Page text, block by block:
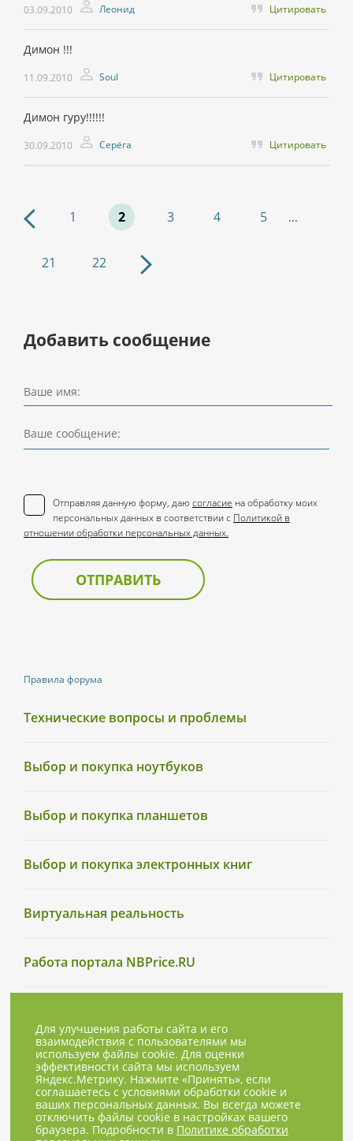
Правила форума
Технические вопросы и проблемы
Выбор и покупка ноутбуков
Выбор и покупка планшетов
Выбор и покупка электронных книг
Виртуальная реальность
Работа портала NBPrice.RU
03.09.2010 Леонид Цитировать
Димон !!!
11.09.2010 Soul Цитировать
Димон гуру!!!!!!
30.09.2010 Серёга Цитировать
1 2 3 4 5 ...
21 22
Добавить сообщение
Ваше имя:
Ваше сообщение:
Отправляя данную форму, даю согласие на обработку моих
персональных данных в соответствии с Политикой в
отношении обработки персональных данных.
ОТПРАВИТЬ
Для улучшения работы сайта и его
взаимодействия с пользователями мы
используем файлы cookie. Для оценки
эффективности сайта мы используем
Яндекс.Метрику. Нажмите «Принять», если
соглашаетесь с условиями обработки cookie и
ваших персональных данных. Вы всегда можете
отключить файлы cookie в настройках вашего
браузера. Подробности в Политике обработки